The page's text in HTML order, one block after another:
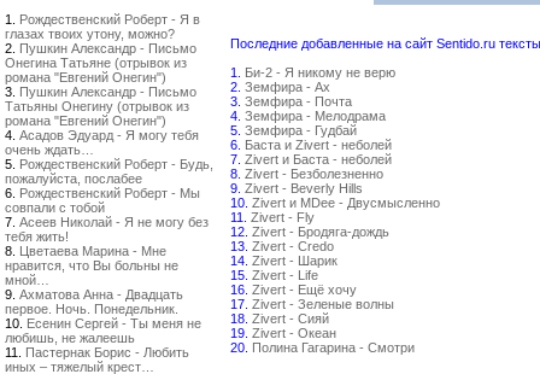
1. Рождественский Роберт - Я в
глазах твоих утону, можно?
2. Пушкин Александр - Письмо
Онегина Татьяне (отрывок из
романа "Евгений Онегин")
3. Пушкин Александр - Письмо
Татьяны Онегину (отрывок из
романа "Евгений Онегин")
4. Асадов Эдуард - Я могу тебя
очень ждать…
5. Рождественский Роберт - Будь,
пожалуйста, послабее
6. Рождественский Роберт - Мы
совпали с тобой
7. Асеев Николай - Я не могу без
тебя жить!
8. Цветаева Марина - Мне
нравится, что Вы больны не
мной…
9. Ахматова Анна - Двадцать
первое. Ночь. Понедельник.
10. Есенин Сергей - Ты меня не
любишь, не жалеешь
11. Пастернак Борис - Любить
иных – тяжелый крест…
Последние добавленные на сайт Sentido.ru
1. Би-2 - Я никому не верю
2. Земфира - Ах
3. Земфира - Почта
4. Земфира - Мелодрама
5. Земфира - Гудбай
6. Баста и Zivert - неболей
7. Zivert и Баста - неболей
8. Zivert - Безболезненно
9. Zivert - Beverly Hills
10. Zivert и MDee - Двусмысленно
11. Zivert - Fly
12. Zivert - Бродяга-дождь
13. Zivert - Credo
14. Zivert - Шарик
15. Zivert - Life
16. Zivert - Ещё хочу
17. Zivert - Зеленые волны
18. Zivert - Сияй
19. Zivert - Океан
20. Полина Гагарина - Смотри